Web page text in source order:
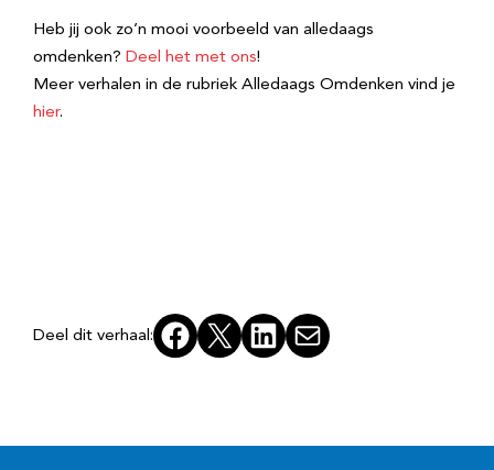
Heb jij ook zo’n mooi voorbeeld van alledaags
omdenken? Deel het met ons!
Meer verhalen in de rubriek Alledaags Omdenken vind je
hier.
Deel dit verhaal: Facebook
X LinkedInE-mail